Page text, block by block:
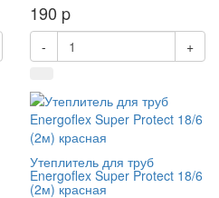
190 p
- +
Утеплитель для труб
Energoflex Super Protect 18/6
(2м) красная